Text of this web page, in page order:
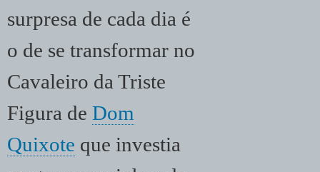
surpresa de cada dia é
o de se transformar no
Cavaleiro da Triste
Figura de Dom
Quixote que investia